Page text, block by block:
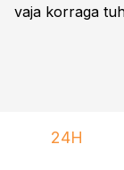
vaja korraga
nendele
24H